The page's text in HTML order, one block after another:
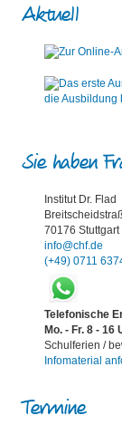
Aktuell
Sie haben
Institut Dr. Flad
70176 Stuttgart
info@chf.de
(+49) 0711
Telefonische
Mo. - Fr. 8 - 16
Schulferien /
Infomaterial
Termine